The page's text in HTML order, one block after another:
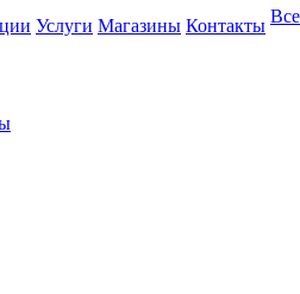
Услуги Магазины Контакты Все